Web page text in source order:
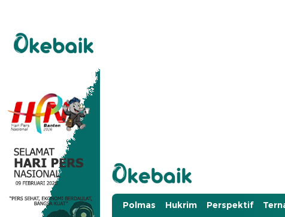
Okebaik.id
Baiknya Dibaca
Polmas Hukrim Perspektif